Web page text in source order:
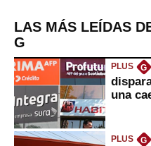
LAS MÁS LEÍDAS
G
PLUS G
una
PLUS G